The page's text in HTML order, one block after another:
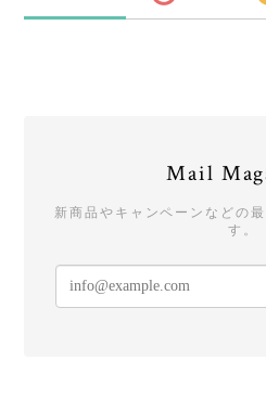
Mail
新商品やキャンペーンなどの
す。